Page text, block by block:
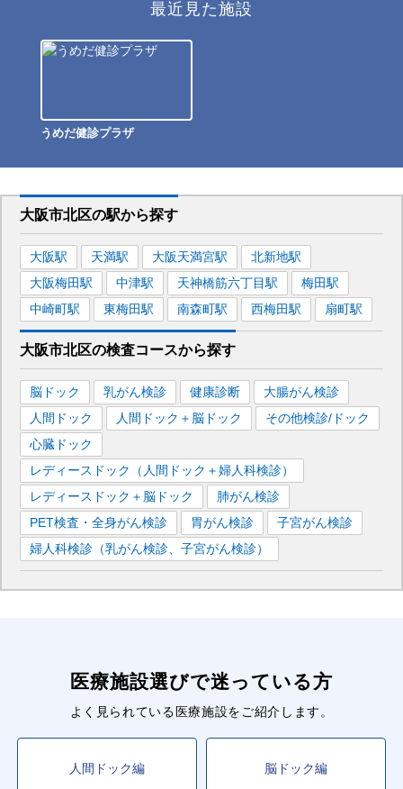
最近見た施設
うめだ健診プラザ
大阪市北区の駅から探す
大阪駅 天満駅 大阪天満宮駅 北新地駅
大阪梅田駅 中津駅 天神橋筋六丁目駅 梅田駅
中崎町駅 東梅田駅 南森町駅 西梅田駅 扇町駅
大阪市北区の検査コースから探す
脳ドック 乳がん検診 健康診断
大腸がん検診
人間ドック
人間ドック＋脳ドック
その他検診/ドック
心臓ドック
レディースドック（人間ドック＋婦人科検診）
レディースドック＋脳ドック
肺がん検診
PET検査・全身がん検診
胃がん検診
子宮がん検診
婦人科検診（乳がん検診、子宮がん検診）
医療施設選びで迷っている方
よく見られている医療施設をご紹介します。
人間ドック編 脳ドック編